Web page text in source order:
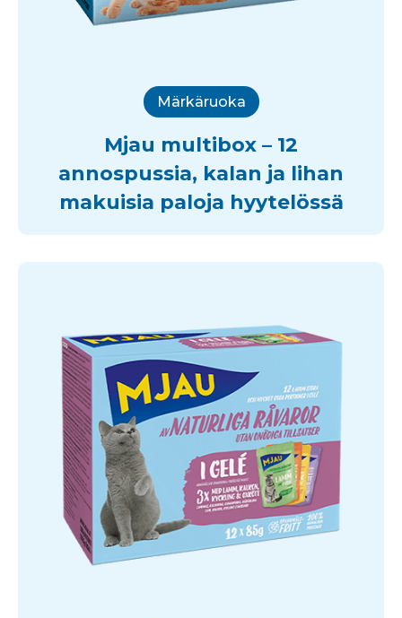
Märkäruoka
Mjau multibox – 12
annospussia, kalan ja lihan
makuisia paloja hyytelössä